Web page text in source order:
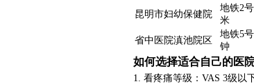
昆明市妇幼保健院
地铁2
米
省中医院滇池院区
地铁5
钟
如何选择适合自己的医
1. 看疼痛等级：VAS 3级以